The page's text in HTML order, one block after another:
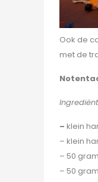
Ook de
met de
– klein
– klein
– 50
– 50